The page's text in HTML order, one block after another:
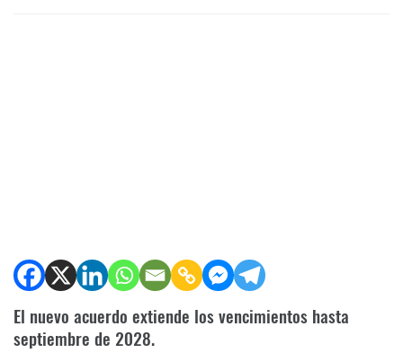
El nuevo acuerdo extiende los vencimientos hasta
septiembre de 2028.